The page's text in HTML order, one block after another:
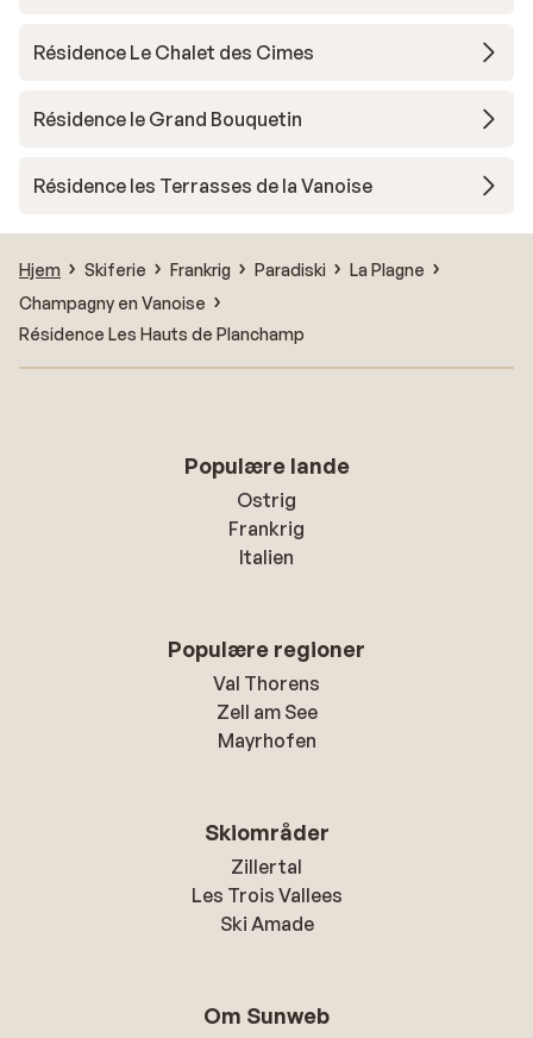
Résidence Le Chalet des Cimes
Résidence le Grand Bouquetin
Résidence les Terrasses de la Vanoise
Hjem Skiferie Frankrig Paradiski
La Plagne
Champagny en Vanoise
Résidence Les Hauts de Planchamp
Populære lande
Ostrig
Frankrig
Italien
Populære regioner
Val Thorens
Zell am See
Mayrhofen
Skiområder
Zillertal
Les Trois Vallees
Ski Amade
Om Sunweb